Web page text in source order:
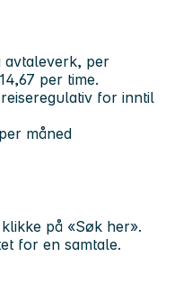
avtaleverk, per
per time.
for inntil
måned
på «Søk her».
for en samtale.